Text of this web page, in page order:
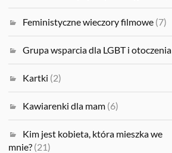
Feministyczne wieczory filmowe (7)
Grupa wsparcia dla LGBT i otoczenia
Kartki (2)
Kawiarenki dla mam (6)
Kim jest kobieta, która mieszka we
mnie? (21)